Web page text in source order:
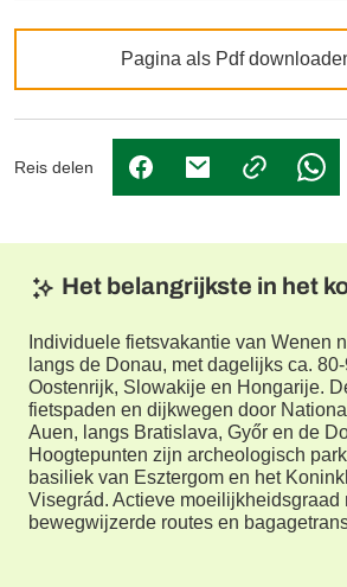
Pagina als Pdf
Reis delen
(Link opent in nieuw
(Link opent in
Het belangrijkste in het
Individuele fietsvakantie van Wenen
langs de Donau, met dagelijks ca.
Oostenrijk, Slowakije en Hongarije.
fietspaden en dijkwegen door
Auen, langs Bratislava, Győr en de
Hoogtepunten zijn archeologisch
basiliek van Esztergom en het
Visegrád. Actieve moeilijkheidsgraad
bewegwijzerde routes en